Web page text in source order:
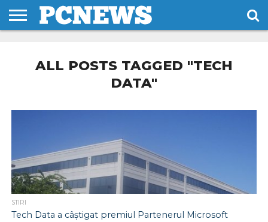
CONDITII
ALL POSTS TAGGED "TECH
DATA"
STIRI
Tech Data a câștigat premiul Partenerul Microsoft